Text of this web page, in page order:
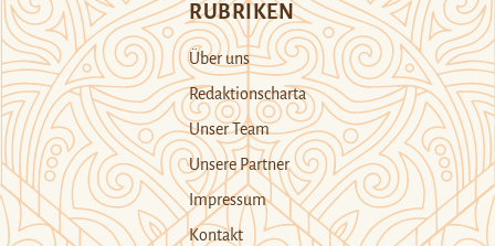
RUBRIKEN
Über uns
Redaktionscharta
Unser Team
Unsere Partner
Impressum
Kontakt